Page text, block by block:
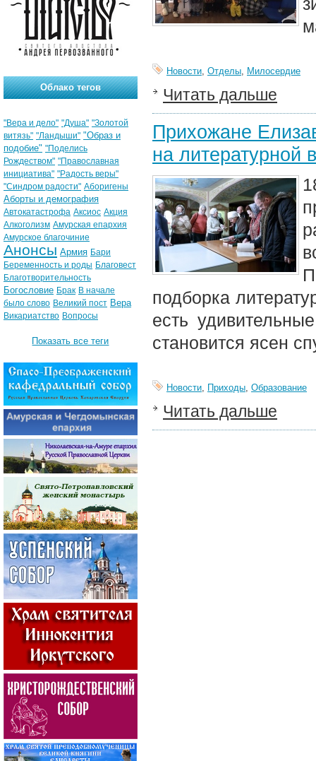
Новости, Отделы, Милосердие
Читать дальше
Прихожане
на литературной
подборка
есть
становится ясен
Новости, Приходы, Образование
Читать дальше
Облако тегов
"Вера и дело" "Душа" "Золотой
витязь" "Ландыши" "Образ и
подобие" "Поделись
Рождеством" "Православная
инициатива" "Радость веры"
"Синдром радости" Аборигены
Аборты и демография
Автокатастрофа Аксиос Акция
Алкоголизм Амурская епархия
Амурское благочиние
Анонсы Армия Бари
Беременность и роды Благовест
Благотворительность
Богословие Брак В начале
было слово Великий пост Вера
Викариатство Вопросы
Показать все теги